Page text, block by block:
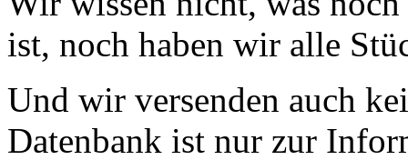
ist, noch haben wir alle
Und wir versenden auch
Datenbank ist nur zur